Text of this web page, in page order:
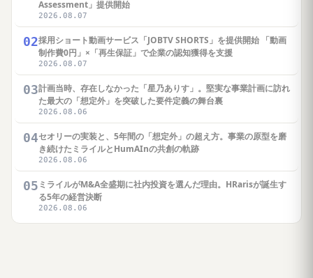
Assessment」提供開始
2026.08.07
02採用ショート動画サービス「JOBTV SHORTS」を提供開始 「動画
制作費0円」×「再生保証」で企業の認知獲得を支援
2026.08.07
03計画当時、存在しなかった「星乃ありす」。堅実な事業計画に訪れ
た最大の「想定外」を突破した要件定義の舞台裏
2026.08.06
04セオリーの実装と、5年間の「想定外」の超え方。事業の原型を磨
き続けたミライルとHumAInの共創の軌跡
2026.08.06
05 ミライルがM&A全盛期に社内投資を選んだ理由。HRarisが誕生す
る5年の経営決断
2026.08.06